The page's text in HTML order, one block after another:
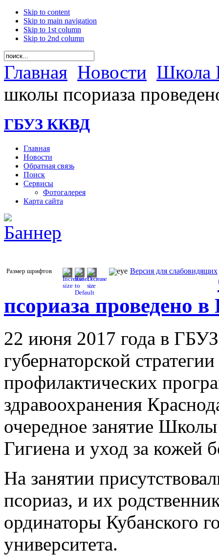
Skip to content
Skip to main navigation
Skip to 1st column
Skip to 2nd column
Главная Новости Школа
школы псориаза
ГБУЗ ККВД
Главная
Новости
Обратная связь
Поиск
Сервисы
Фотогалерея
Карта сайта
Размер шрифтов Версия для слабовидящих
псориаза проведено
22 июня 2017 года в
губернаторской
профилактических
здравоохранения
очередное занятие
Гигиена и уход за кожей
На занятии
псориаз, и их
ординаторы Кубанского
университета.